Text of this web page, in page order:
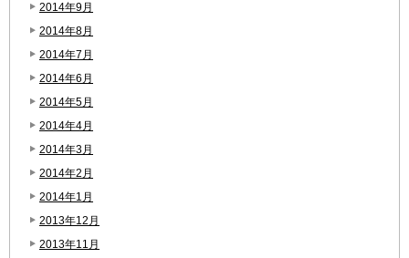
2014年9月
2014年8月
2014年7月
2014年6月
2014年5月
2014年4月
2014年3月
2014年2月
2014年1月
2013年12月
2013年11月